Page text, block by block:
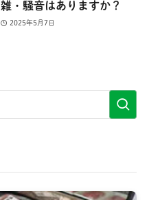
雑・騒音はありますか？
2025年5月7日